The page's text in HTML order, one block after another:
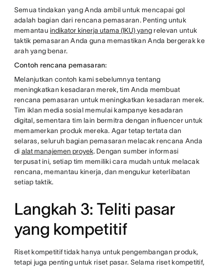
Semua tindakan yang Anda ambil untuk mencapai gol
adalah bagian dari rencana pemasaran. Penting untuk
memantau indikator kinerja utama (IKU) yang relevan untuk
taktik pemasaran Anda guna memastikan Anda bergerak ke
arah yang benar.
Contoh rencana pemasaran:
Melanjutkan contoh kami sebelumnya tentang
meningkatkan kesadaran merek, tim Anda membuat
rencana pemasaran untuk meningkatkan kesadaran merek.
Tim iklan media sosial memulai kampanye kesadaran
digital, sementara tim lain bermitra dengan influencer untuk
memamerkan produk mereka. Agar tetap tertata dan
selaras, seluruh bagian pemasaran melacak rencana Anda
di alat manajemen proyek. Dengan sumber informasi
terpusat ini, setiap tim memiliki cara mudah untuk melacak
rencana, memantau kinerja, dan mengukur keterlibatan
setiap taktik.
Langkah 3: Teliti pasar
yang kompetitif
Riset kompetitif tidak hanya untuk pengembangan produk,
tetapi juga penting untuk riset pasar. Selama riset kompetitif,